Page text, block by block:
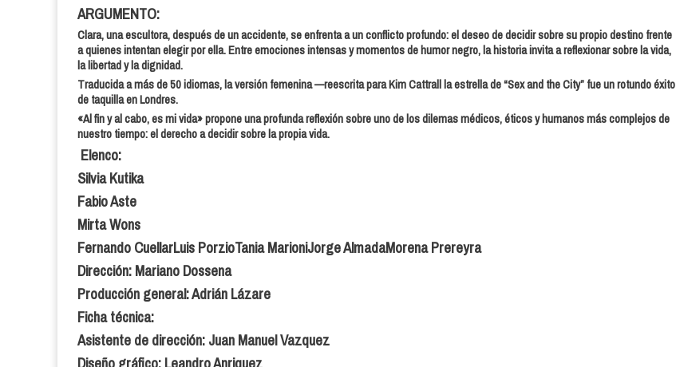
ARGUMENTO:
Clara, una escultora, después de un accidente, se enfrenta a un conflicto profundo: el deseo de decidir sobre su propio destino frente
a quienes intentan elegir por ella. Entre emociones intensas y momentos de humor negro, la historia invita a reflexionar sobre la vida,
la libertad y la dignidad.
Traducida a más de 50 idiomas, la versión femenina —reescrita para Kim Cattrall la estrella de “Sex and the City” fue un rotundo éxito
de taquilla en Londres.
«Al fin y al cabo, es mi vida» propone una profunda reflexión sobre uno de los dilemas médicos, éticos y humanos más complejos de
nuestro tiempo: el derecho a decidir sobre la propia vida.
Elenco:
Silvia Kutika
Fabio Aste
Mirta Wons
Fernando CuellarLuis PorzioTania MarioniJorge AlmadaMorena Prereyra
Dirección: Mariano Dossena
Producción general: Adrián Lázare
Ficha técnica:
Asistente de dirección: Juan Manuel Vazquez